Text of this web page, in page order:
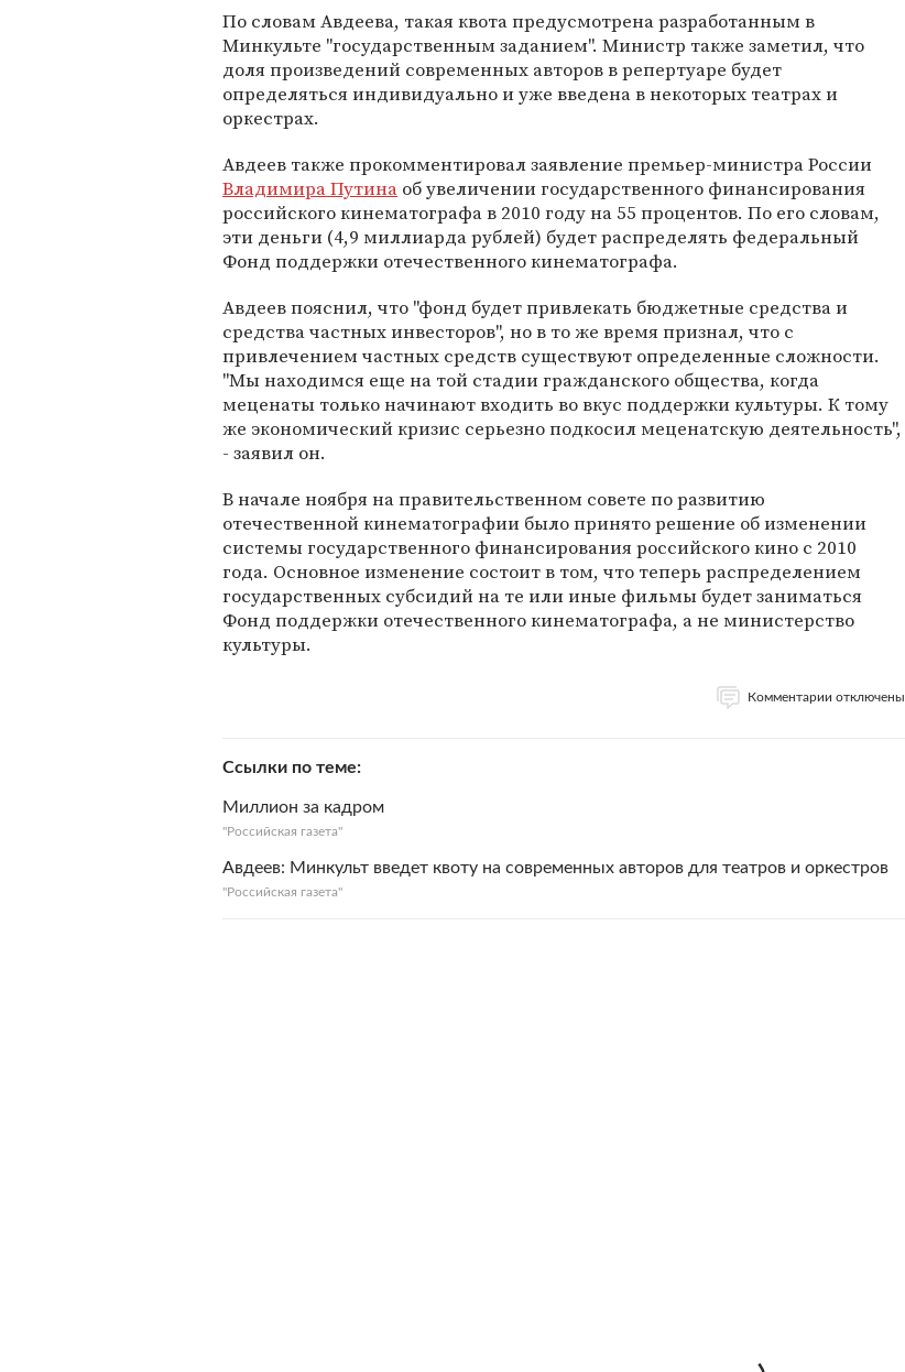
По словам Авдеева, такая квота предусмотрена разработанным в
Минкульте "государственным заданием". Министр также заметил, что
доля произведений современных авторов в репертуаре будет
определяться индивидуально и уже введена в некоторых театрах и
оркестрах.
Авдеев также прокомментировал заявление премьер-министра России
Владимира Путина об увеличении государственного финансирования
российского кинематографа в 2010 году на 55 процентов. По его словам,
эти деньги (4,9 миллиарда рублей) будет распределять федеральный
Фонд поддержки отечественного кинематографа.
Авдеев пояснил, что "фонд будет привлекать бюджетные средства и
средства частных инвесторов", но в то же время признал, что с
привлечением частных средств существуют определенные сложности.
"Мы находимся еще на той стадии гражданского общества, когда
меценаты только начинают входить во вкус поддержки культуры. К тому
же экономический кризис серьезно подкосил меценатскую деятельность",
- заявил он.
В начале ноября на правительственном совете по развитию
отечественной кинематографии было принято решение об изменении
системы государственного финансирования российского кино с 2010
года. Основное изменение состоит в том, что теперь распределением
государственных субсидий на те или иные фильмы будет заниматься
Фонд поддержки отечественного кинематографа, а не министерство
культуры.
Комментарии отключены
Ссылки по теме
Миллион за кадром
"Российская газета"
Авдеев: Минкульт введет квоту на современных авторов для театров и оркестров
"Российская газета"